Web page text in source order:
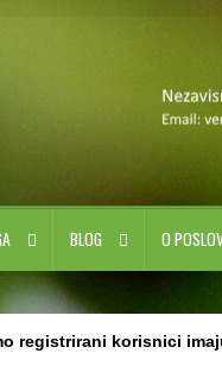
BLOG O
Herbalife i Fitness
| Herballife Moj računNačini
registrirani korisnici